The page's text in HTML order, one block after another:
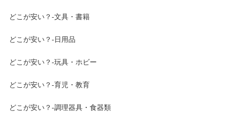
どこが安い？-文具・書籍
どこが安い？-日用品
どこが安い？-玩具・ホビー
どこが安い？-育児・教育
どこが安い？-調理器具・食器類